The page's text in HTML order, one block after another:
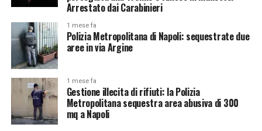
Arrestato dai Carabinieri
1 mese fa
Polizia Metropolitana di Napoli: sequestrate due
aree in via Argine
1 mese fa
Gestione illecita di rifiuti: la Polizia
Metropolitana sequestra area abusiva di 300
mq a Napoli